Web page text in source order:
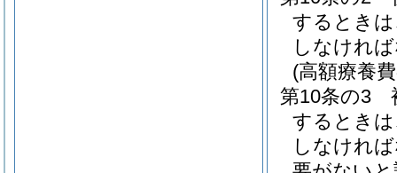
するとき
しなけれ
(高額療養
第10条の3
するとき
しなけれ